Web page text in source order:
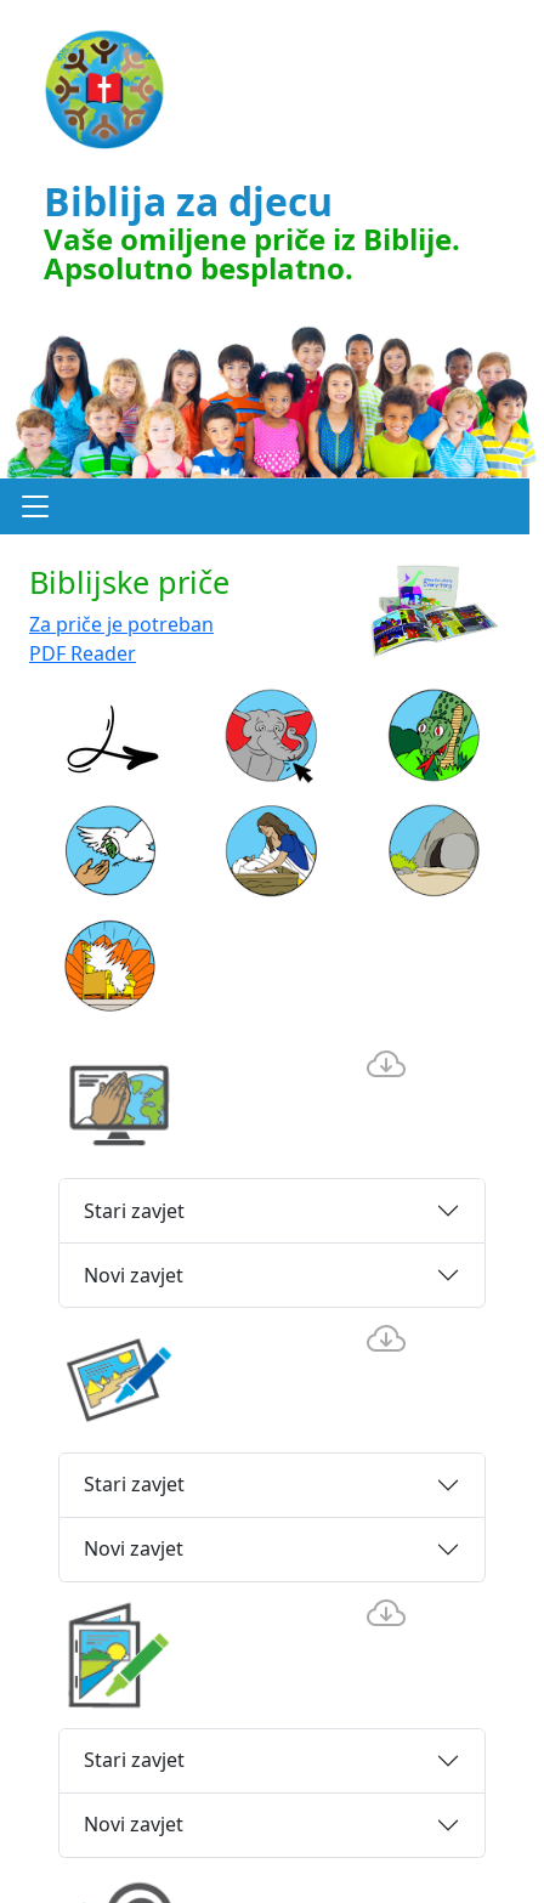
Biblija za djecu
Vaše omiljene priče iz Biblije.
Apsolutno besplatno.
Biblijske priče
Za priče je potreban
PDF Reader
Stari zavjet
Novi zavjet
Stari zavjet
Novi zavjet
Stari zavjet
Novi zavjet